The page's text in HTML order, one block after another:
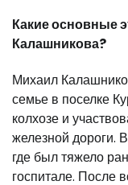
Какие основные
Калашникова?
Михаил
семье в поселке
колхозе и
железной дороги.
где был тяжело
госпитале. После